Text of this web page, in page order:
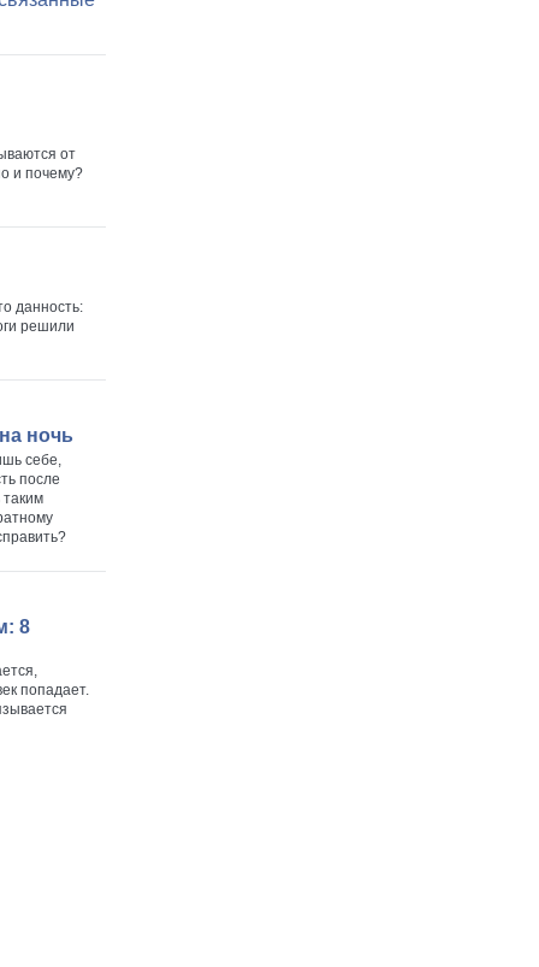
от
и почему?
данность:
решили
ночь
себе,
после
8
попадает.